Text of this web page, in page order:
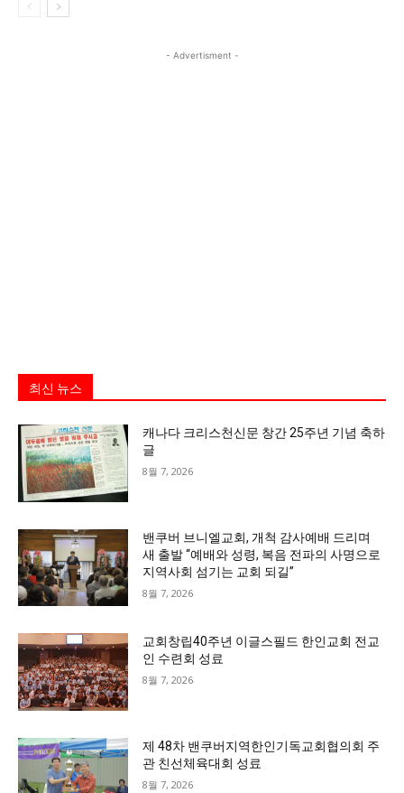
- Advertisment -
최신 뉴스
캐나다 크리스천신문 창간 25주년 기념 축하
글
8월 7, 2026
밴쿠버 브니엘교회, 개척 감사예배 드리며
새 출발 “예배와 성령, 복음 전파의 사명으로
지역사회 섬기는 교회 되길”
8월 7, 2026
교회창립40주년 이글스필드 한인교회 전교
인 수련회 성료
8월 7, 2026
제 48차 밴쿠버지역한인기독교회협의회 주
관 친선체육대회 성료
8월 7, 2026